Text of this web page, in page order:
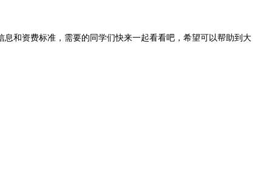
和资费标准，需要的同学们快来一起看看吧，希望可以帮助到大